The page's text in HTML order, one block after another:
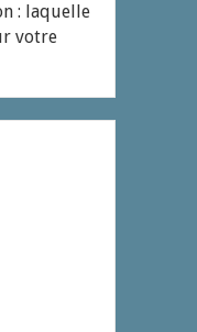
: laquelle
votre